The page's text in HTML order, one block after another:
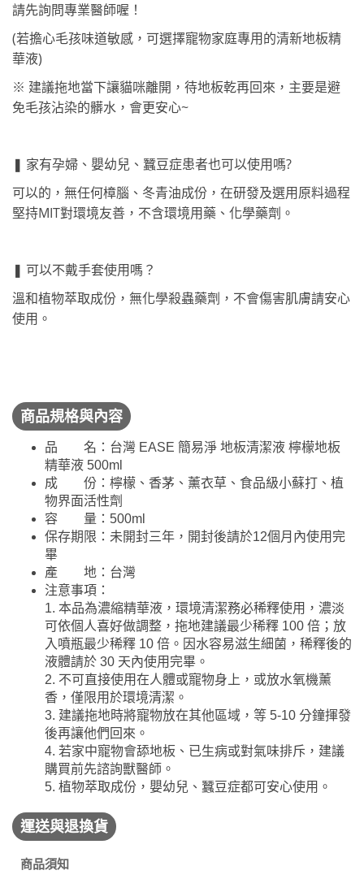
請先詢問專業醫師喔！
(若擔心毛孩味道敏感，可選擇寵物家庭專用的清新地板精
華液)
※ 建議拖地當下讓貓咪離開，待地板乾再回來，主要是避
免毛孩沾染的髒水，會更安心~
❚ 家有孕婦、嬰幼兒、蠶豆症患者也可以使用嗎?
可以的，無任何樟腦、冬青油成份，在研發及選用原料過程
堅持MIT對環境友善，不含環境用藥、化學藥劑。
❚ 可以不戴手套使用嗎？
溫和植物萃取成份，無化學殺蟲藥劑，不會傷害肌膚請安心
使用。
商品規格與內容
品 名：台灣 EASE 簡易淨 地板清潔液 檸檬地板
精華液 500ml
成 份：檸檬、香茅、薰衣草、食品級小蘇打、植
物界面活性劑
容 量：500ml
保存期限：未開封三年，開封後請於12個月內使用完
畢
產 地：台灣
注意事項：
1. 本品為濃縮精華液，環境清潔務必稀釋使用，濃淡
可依個人喜好做調整，拖地建議最少稀釋 100 倍；放
入噴瓶最少稀釋 10 倍。因水容易滋生細菌，稀釋後的
液體請於 30 天內使用完畢。
2. 不可直接使用在人體或寵物身上，或放水氧機薰
香，僅限用於環境清潔。
3. 建議拖地時將寵物放在其他區域，等 5-10 分鐘揮發
後再讓他們回來。
4. 若家中寵物會舔地板、已生病或對氣味排斥，建議
購買前先諮詢獸醫師。
5. 植物萃取成份，嬰幼兒、蠶豆症都可安心使用。
運送與退換貨
商品須知